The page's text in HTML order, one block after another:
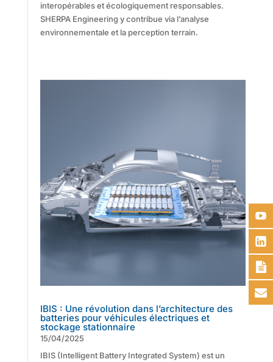
interopérables et écologiquement responsables.
SHERPA Engineering y contribue via l’analyse
environnementale et la perception terrain.
IBIS : Une révolution dans l’architecture des
batteries pour véhicules électriques et
stockage stationnaire
15/04/2025
IBIS (Intelligent Battery Integrated System) est un